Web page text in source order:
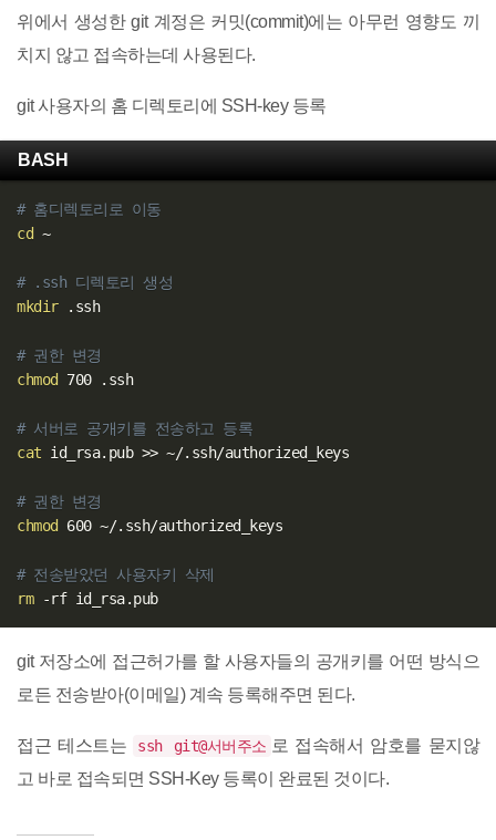
위에서 생성한 git 계정은 커밋(commit)에는 아무런 영향도 끼
치지 않고 접속하는데 사용된다.
git 사용자의 홈 디렉토리에 SSH-key 등록
BASH
# 홈디렉토리로 이동
cd ~
# .ssh 디렉토리 생성
mkdir .ssh
# 권한 변경
chmod
700 .ssh
# 서버로 공개키를 전송하고 등록
cat id_rsa.pub >> ~/.ssh/authorized_keys
# 권한 변경
chmod
600 ~/.ssh/authorized_keys
# 전송받았던 사용자키 삭제
rm
-rf id_rsa.pub
git 저장소에 접근허가를 할 사용자들의 공개키를 어떤 방식으
로든 전송받아(이메일) 계속 등록해주면 된다.
접근 테스트는 ssh git@서버주소 로 접속해서 암호를 묻지않
고 바로 접속되면 SSH-Key 등록이 완료된 것이다.